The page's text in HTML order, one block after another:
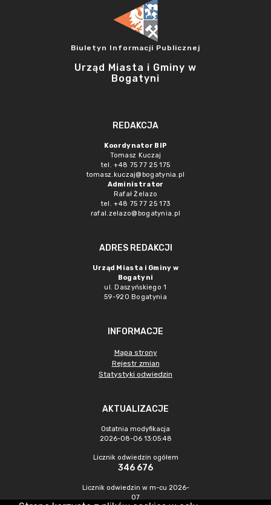
Biuletyn Informacji Publicznej
Urząd Miasta i Gminy w
Bogatyni
REDAKCJA
Koordynator BIP
Tomasz Kuczaj
tel. +48 75 77 25 175
tomasz.kuczaj@bogatynia.pl
Administrator
Rafał Żelazo
tel. +48 75 77 25 173
rafal.zelazo@bogatynia.pl
ADRES REDAKCJI
Urząd Miasta i Gminy w
Bogatyni
ul. Daszyńskiego 1
59-920 Bogatynia
INFORMACJE
Mapa strony
Rejestr zmian
Statystyki odwiedzin
AKTUALIZACJE
Ostatnia modyfikacja
2026-08-06 13:05:48
Licznik odwiedzin ogółem
346 676
Licznik odwiedzin w m-cu 2026-
07